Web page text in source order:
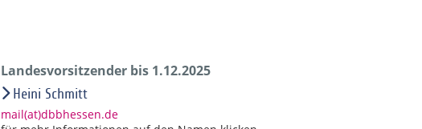
Landesvorsitzender bis 1.12.2025
Heini Schmitt
mail(at)dbbhessen.de